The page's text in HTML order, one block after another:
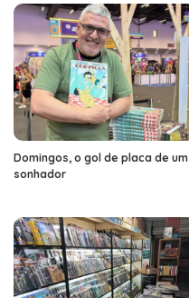
Domingos, o gol de placa de um
sonhador